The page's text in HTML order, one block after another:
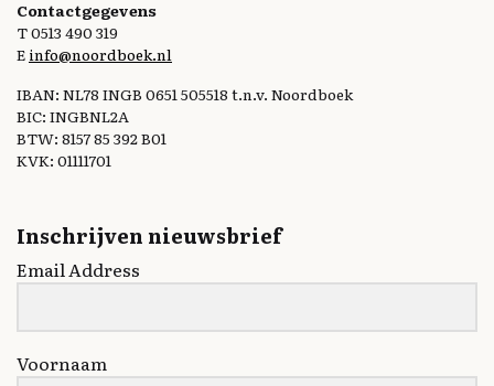
Contactgegevens
T 0513 490 319
E info@noordboek.nl
IBAN: NL78 INGB 0651 505518 t.n.v. Noordboek
BIC: INGBNL2A
BTW: 8157 85 392 B01
KVK: 01111701
Inschrijven nieuwsbrief
Email Address
Voornaam